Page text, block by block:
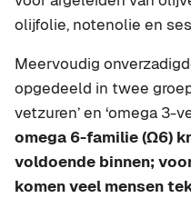
olijfolie, notenolie en
Meervoudig
opgedeeld in twee
vetzuren’ en ‘omega 3-
omega 6-familie (Ω6)
voldoende binnen;
komen veel mensen